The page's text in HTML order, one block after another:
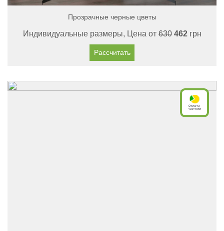
Прозрачные черные цветы
Индивидуальные размеры, Цена от630 462грн
Рассчитать